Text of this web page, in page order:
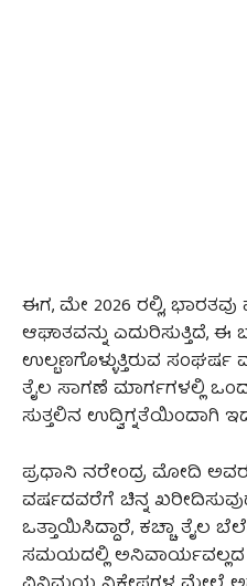
ಈಗ, ಮೇ 2026 ರಲ್ಲಿ,
ಆಘಾತವನ್ನು ಎದುರಿಸುತ್ತಿದೆ, ಈ
ಉಲ್ಬಣಗೊಳ್ಳುತ್ತಿರುವ
ತೈಲ ಸಾಗಣೆ ಮಾರ್ಗಗಳಲ್ಲಿ
ಸುತ್ತಲಿನ ಉದ್ವಿಗ್ನತೆಯಿಂದಾಗಿ
ಪ್ರಧಾನಿ ನರೇಂದ್ರ ಮೋದಿ
ವರ್ಷದವರೆಗೆ ಚಿನ್ನ
ಒತ್ತಾಯಿಸಿದ್ದಾರೆ, ಕಚ್ಚಾ ತೈಲ
ಸಮಯದಲ್ಲಿ ಅನಿವಾರ್ಯವಲ್ಲದ